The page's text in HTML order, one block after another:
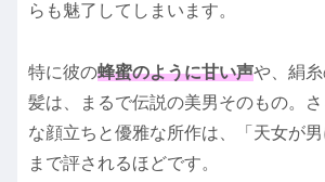
らも魅了してしまいます。
特に彼の蜂蜜のように甘い声や、絹
髪は、まるで伝説の美男そのもの。
な顔立ちと優雅な所作は、「天女が
まで評されるほどです。